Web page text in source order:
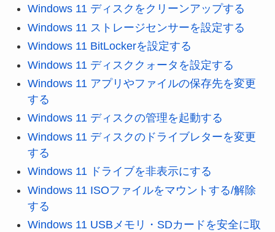
Windows 11 ディスクをクリーンアップする
Windows 11 ストレージセンサーを設定する
Windows 11 BitLockerを設定する
Windows 11 ディスククォータを設定する
Windows 11 アプリやファイルの保存先を変更
する
Windows 11 ディスクの管理を起動する
Windows 11 ディスクのドライブレターを変更
する
Windows 11 ドライブを非表示にする
Windows 11 ISOファイルをマウントする/解除
する
Windows 11 USBメモリ・SDカードを安全に取